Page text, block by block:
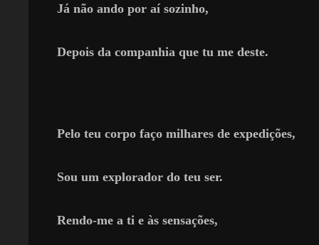
Já não ando por aí sozinho,
Depois da companhia que tu me deste.
Pelo teu corpo faço milhares de expedições,
Sou um explorador do teu ser.
Rendo-me a ti e às sensações,